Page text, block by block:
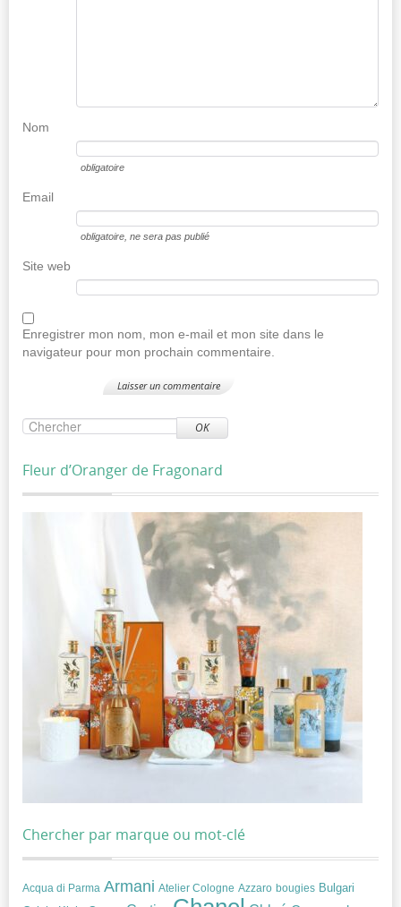
Nom
obligatoire
Email
obligatoire , ne sera pas publié
Site web
Enregistrer mon nom, mon e-mail et mon site dans le
navigateur pour mon prochain commentaire.
OK
Fleur d’Oranger de Fragonard
Chercher par marque ou mot-clé
Acqua di Parma Armani Atelier Cologne Azzaro bougies Bulgari